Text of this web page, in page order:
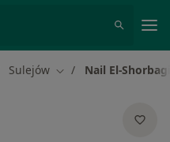
Sulejów Zmień miasto
Nail El-Shorbagi